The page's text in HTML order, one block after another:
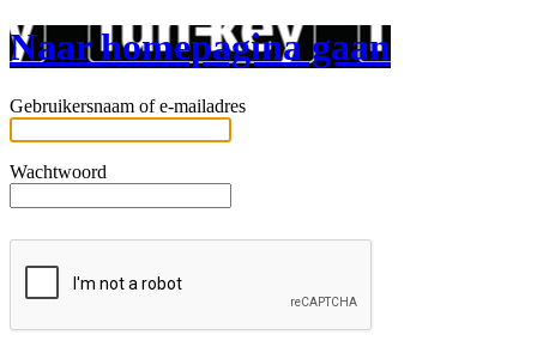
Naar homepagina gaan
Gebruikersnaam of e-mailadres
Wachtwoord